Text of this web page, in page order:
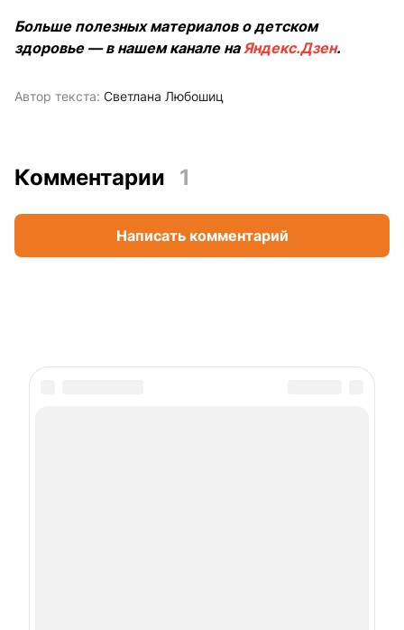
Больше полезных материалов о детском
здоровье — в нашем канале на Яндекс.Дзен.
Автор текста: Светлана Любошиц
Комментарии 1
Написать комментарий